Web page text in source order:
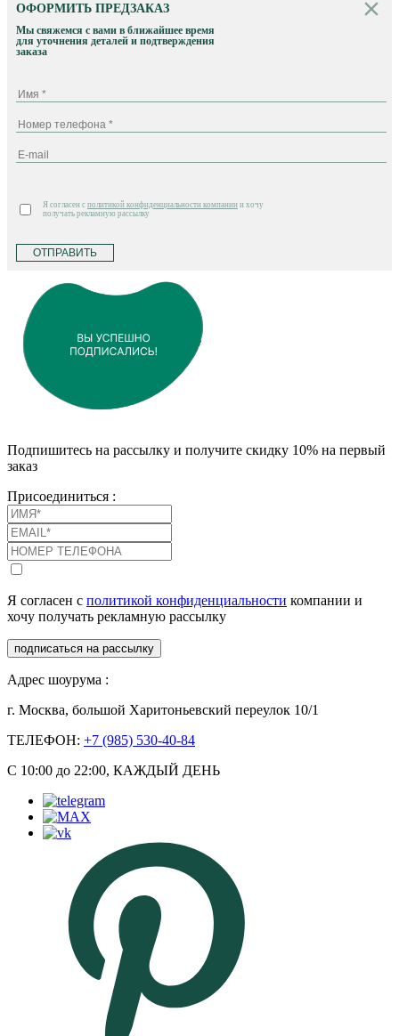
ОФОРМИТЬ ПРЕДЗАКАЗ
Мы свяжемся с вами в ближайшее время
для уточнения деталей и подтверждения
заказа
Я согласен с политикой конфиденциальности компании и хочу
получать рекламную рассылку
ОТПРАВИТЬ
Подпишитесь на рассылку и получите скидку 10% на первый
заказ
Присоединиться :
Я согласен с политикой конфиденциальности компании и
хочу получать рекламную рассылку
подписаться на рассылку
Адрес шоурума :
г. Москва, большой Харитоньевский переулок 10/1
ТЕЛЕФОН: +7 (985) 530-40-84
С 10:00 до 22:00, КАЖДЫЙ ДЕНЬ